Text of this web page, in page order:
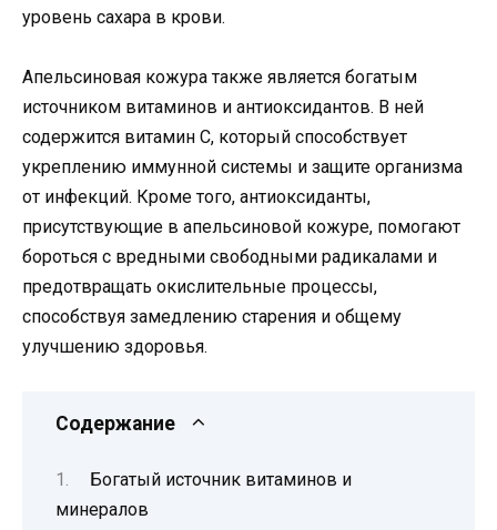
уровень сахара в крови.
Апельсиновая кожура также является богатым
источником витаминов и антиоксидантов. В ней
содержится витамин С, который способствует
укреплению иммунной системы и защите организма
от инфекций. Кроме того, антиоксиданты,
присутствующие в апельсиновой кожуре, помогают
бороться с вредными свободными радикалами и
предотвращать окислительные процессы,
способствуя замедлению старения и общему
улучшению здоровья.
Содержание
Богатый источник витаминов и
минералов